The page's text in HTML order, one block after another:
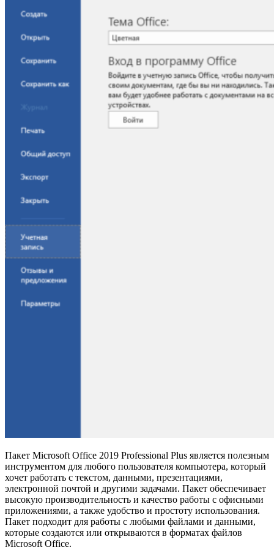
Пакет Microsoft Office 2019 Professional Plus является полезным
инструментом для любого пользователя компьютера, который
хочет работать с текстом, данными, презентациями,
электронной почтой и другими задачами. Пакет обеспечивает
высокую производительность и качество работы с офисными
приложениями, а также удобство и простоту использования.
Пакет подходит для работы с любыми файлами и данными,
которые создаются или открываются в форматах файлов
Microsoft Office.